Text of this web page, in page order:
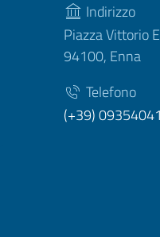
Indirizzo
Piazza Vittorio
94100, Enna
Telefono
(+39)